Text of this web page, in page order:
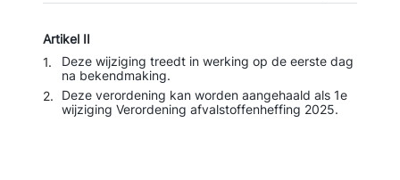
Artikel II
1.
Deze wijziging treedt in werking op de eerste dag
na bekendmaking.
2.
Deze verordening kan worden aangehaald als 1e
wijziging Verordening afvalstoffenheffing 2025.